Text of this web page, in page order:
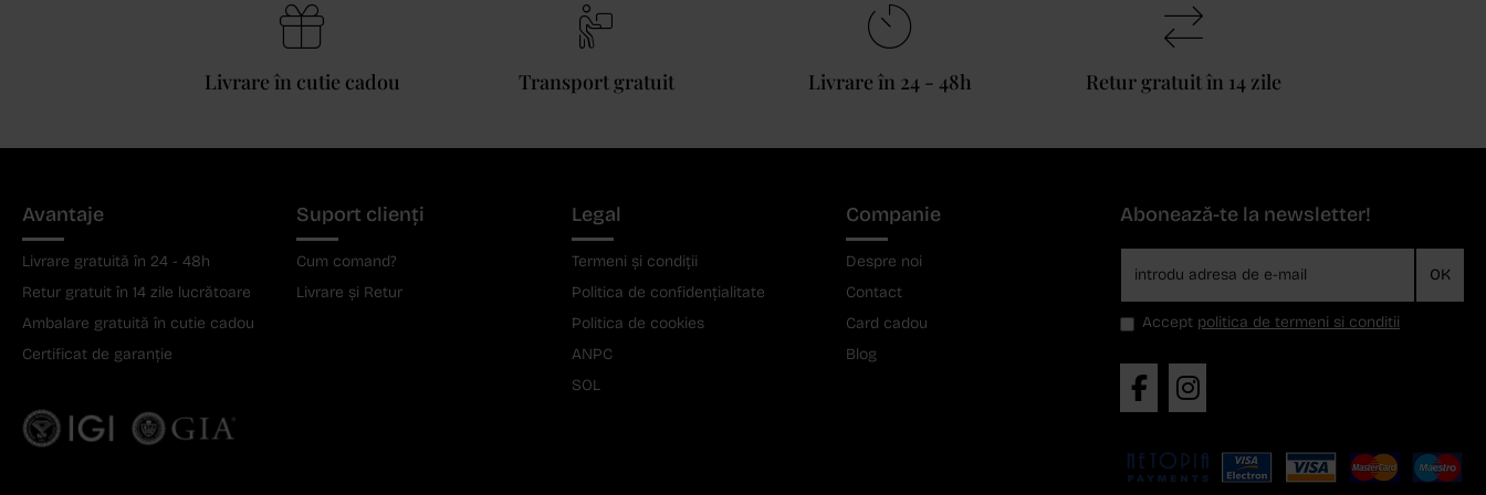
Livrare în cutie cadou Transport gratuit Livrare în 24 - 48h Retur gratuit în 14 zile
Avantaje
Livrare gratuită în 24 - 48h
Retur gratuit în 14 zile lucrătoare
Ambalare gratuită în cutie cadou
Certificat de garanție
Suport clienți
Cum comand?
Livrare și Retur
Legal
Termeni și condiții
Politica de confidențialitate
Politica de cookies
ANPC
SOL
Companie
Despre noi
Contact
Card cadou
Blog
Abonează-te la newsletter!
OK
Accept politica de termeni si conditii